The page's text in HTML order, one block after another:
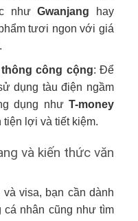
nhưGwanjang hay
tươi ngon với giá
công cộng: Để
dụng tàu điện ngầm
dụng như T-money
tiện lợi và tiết kiệm.
và kiến thức văn
visa, bạn cần dành
cá nhân cũng như tìm